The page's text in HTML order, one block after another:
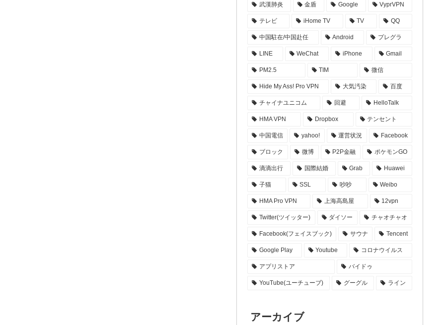
武漢肺炎 金盾 Google VyprVPN
テレビ iHome TV TV QQ
中国駐在/中国赴任 Android プレグラ
LINE WeChat iPhone Gmail
PM2.5 TIM 微信
Hide My Ass! Pro VPN 大気汚染 百度
チャイナユニコム 回避 HelloTalk
HMA VPN Dropbox テンセント
中国電信 yahoo! 運営状況 Facebook
ブロック 微博 P2P金融 ポケモンGO
滴滴出行 国際結婚 Grab Huawei
子猫 SSL 吵吵 Weibo
HMA Pro VPN 上海高島屋 12vpn
Twitter(ツイッター) ダイソー チャオチャオ
Facebook(フェイスブック) サウナ Tencent
Google Play Youtube コロナウイルス
アプリストア バイドゥ
YouTube(ユーチューブ) グーグル ライン
アーカイブ